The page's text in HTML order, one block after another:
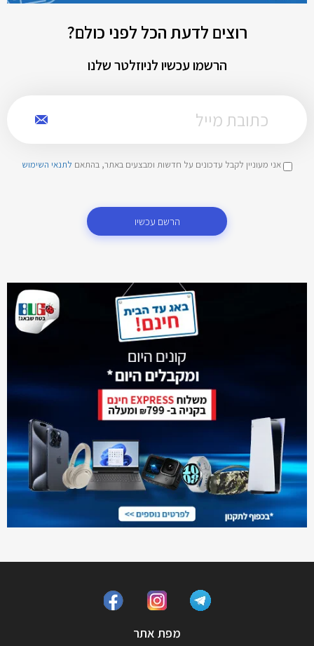
רוצים לדעת הכל לפני כולם?
הרשמו עכשיו לניוזלטר שלנו
אני מעוניין לקבל עדכונים על חדשות ומבצעים באתר, בהתאם לתנאי השימוש
הרשם עכשיו
מפת אתר